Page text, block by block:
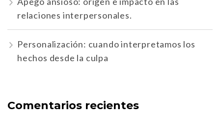
relaciones interpersonales.
Personalización: cuando interpretamos los
hechos desde la culpa
Comentarios recientes